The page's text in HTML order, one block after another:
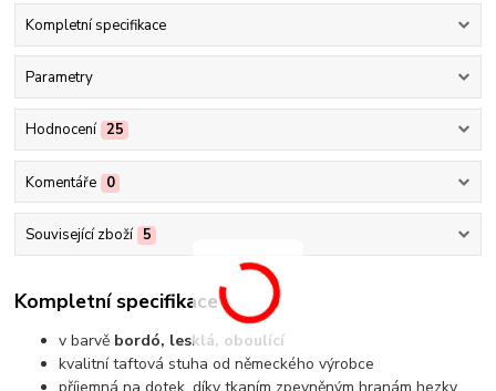
Kompletní specifikace
Parametry
Hodnocení 25
Komentáře 0
Související zboží 5
Kompletní specifikace
v barvě bordó, lesklá, oboulící
kvalitní taftová stuha od německého výrobce